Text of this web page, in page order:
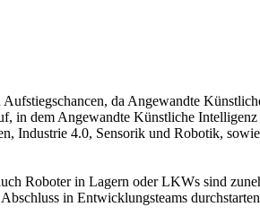
da Angewandte
in dem Angewandte Künstliche
Industrie 4.0, Sensorik und Robotik,
Roboter in Lagern oder LKWs sind
in Entwicklungsteams